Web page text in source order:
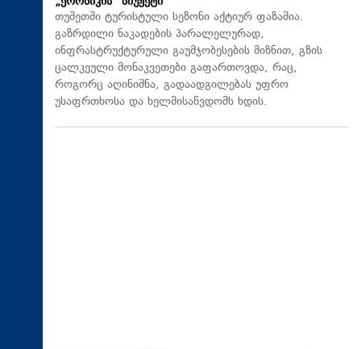
თუშეთში ტურისტული სეზონი აქტიურ ფაზაშია.
გაზრდილი ნაკადების პარალელურად,
ინფრასტრუქტურული გაუმჯობესების მიზნით, გზის
ცალკეული მონაკვეთები გაფართოვდა, რაც,
როგორც აღინიშნა, გადაადგილებას უფრო
უსაფრთხოსა და ხელმისაწვდომს ხდის.